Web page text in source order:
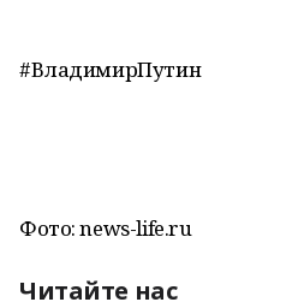
#ВладимирПутин
Фото: news-life.ru
Читайте нас